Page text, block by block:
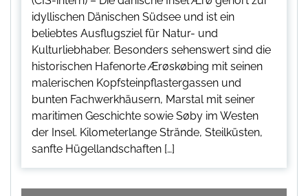
idyllischen Dänischen Südsee und ist ein
beliebtes Ausflugsziel für Natur- und
Kulturliebhaber. Besonders sehenswert sind die
historischen Hafenorte Ærøskøbing mit seinen
malerischen Kopfsteinpflastergassen und
bunten Fachwerkhäusern, Marstal mit seiner
maritimen Geschichte sowie Søby im Westen
der Insel. Kilometerlange Strände, Steilküsten,
sanfte Hügellandschaften […]